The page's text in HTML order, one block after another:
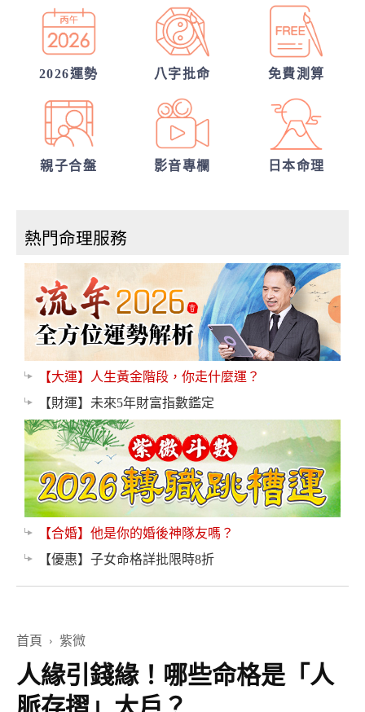
我的人生命運20解
2026運勢 八字批命 免費測算
親子合盤 影音專欄 日本命理
熱門命理服務
【大運】人生黃金階段，你走什麼運？
【財運】未來5年財富指數鑑定
【合婚】他是你的婚後神隊友嗎？
【優惠】子女命格詳批限時8折